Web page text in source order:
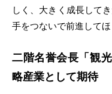
しく、大きく成長して
手をつないで前進してほ
二階名誉会長「観
略産業として期待